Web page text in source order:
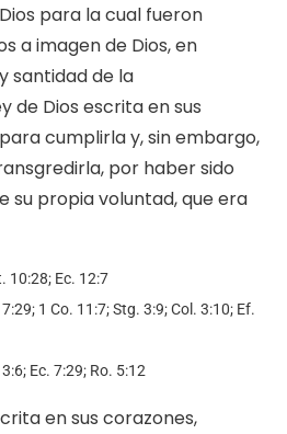
para la cual fueron
a imagen de Dios, en
santidad de la
de Dios escrita en sus
cumplirla y, sin embargo,
por haber sido
su propia voluntad, que era
10:28; Ec. 12:7
1 Co. 11:7; Stg. 3:9; Col. 3:10; Ef.
Ec. 7:29; Ro. 5:12
en sus corazones,